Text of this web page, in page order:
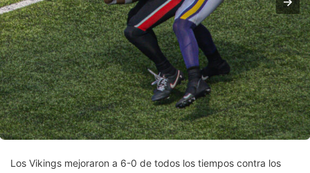
Los Vikings mejoraron a 6-0 de todos los tiempos contra los